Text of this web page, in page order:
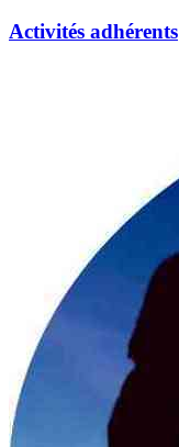
Activités adhérents